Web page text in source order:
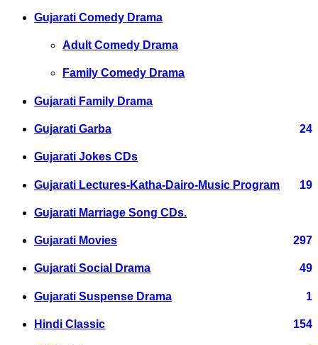
Gujarati Comedy Drama
Adult Comedy Drama
Family Comedy Drama
Gujarati Family Drama
Gujarati Garba 24
Gujarati Jokes CDs
Gujarati Lectures-Katha-Dairo-Music Program 19
Gujarati Marriage Song CDs.
Gujarati Movies 297
Gujarati Social Drama 49
Gujarati Suspense Drama 1
Hindi Classic 154